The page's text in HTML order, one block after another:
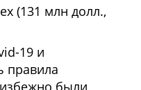
(131 млн долл.,
19 и
правила
были